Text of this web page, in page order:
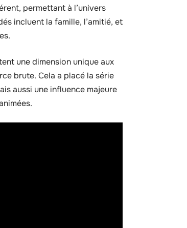
permettant à l’univers
incluent la famille, l’amitié, et
une dimension unique aux
brute. Cela a placé la série
aussi une influence majeure